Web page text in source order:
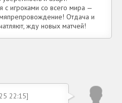
с игроками со всего мира —
Отдача и
жду новых матчей!
22:15]